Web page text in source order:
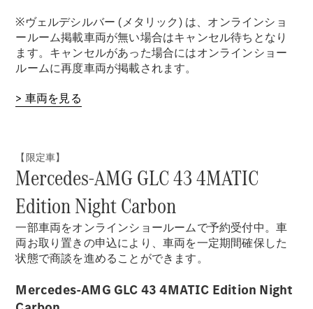
※ヴェルデシルバー (メタリック) は、オンラインショ
ールーム掲載車両が無い場合はキャンセル待ちとなり
ます。キャンセルがあった場合にはオンラインショー
ルームに再度車両が掲載されます。
> 車両を見る
【限定車】
Mercedes-AMG GLC 43 4MATIC
Edition Night Carbon
一部車両をオンラインショールームで予約受付中。車
両お取り置きの申込により、車両を一定期間確保した
状態で商談を進めることができます。
Mercedes-AMG GLC 43 4MATIC Edition Night